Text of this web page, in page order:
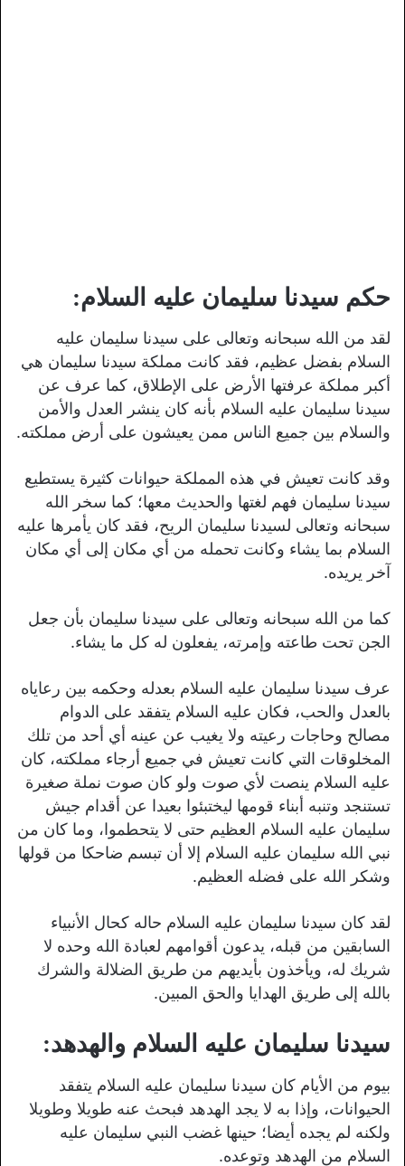
حكم سيدنا سليمان عليه السلام:
لقد من الله سبحانه وتعالى على سيدنا سليمان عليه
السلام بفضل عظيم، فقد كانت مملكة سيدنا سليمان هي
أكبر مملكة عرفتها الأرض على الإطلاق، كما عرف عن
سيدنا سليمان عليه السلام بأنه كان ينشر العدل والأمن
والسلام بين جميع الناس ممن يعيشون على أرض مملكته.
وقد كانت تعيش في هذه المملكة حيوانات كثيرة يستطيع
سيدنا سليمان فهم لغتها والحديث معها؛ كما سخر الله
سبحانه وتعالى لسيدنا سليمان الريح، فقد كان يأمرها عليه
السلام بما يشاء وكانت تحمله من أي مكان إلى أي مكان
آخر يريده.
كما من الله سبحانه وتعالى على سيدنا سليمان بأن جعل
الجن تحت طاعته وإمرته، يفعلون له كل ما يشاء.
عرف سيدنا سليمان عليه السلام بعدله وحكمه بين رعاياه
بالعدل والحب، فكان عليه السلام يتفقد على الدوام
مصالح وحاجات رعيته ولا يغيب عن عينه أي أحد من تلك
المخلوقات التي كانت تعيش في جميع أرجاء مملكته، كان
عليه السلام ينصت لأي صوت ولو كان صوت نملة صغيرة
تستنجد وتنبه أبناء قومها ليختبئوا بعيدا عن أقدام جيش
سليمان عليه السلام العظيم حتى لا يتحطموا، وما كان من
نبي الله سليمان عليه السلام إلا أن تبسم ضاحكا من قولها
وشكر الله على فضله العظيم.
لقد كان سيدنا سليمان عليه السلام حاله كحال الأنبياء
السابقين من قبله، يدعون أقوامهم لعبادة الله وحده لا
شريك له، ويأخذون بأيديهم من طريق الضلالة والشرك
بالله إلى طريق الهدايا والحق المبين.
سيدنا سليمان عليه السلام والهدهد:
بيوم من الأيام كان سيدنا سليمان عليه السلام يتفقد
الحيوانات، وإذا به لا يجد الهدهد فبحث عنه طويلا وطويلا
ولكنه لم يجده أيضا؛ حينها غضب النبي سليمان عليه
السلام من الهدهد وتوعده.